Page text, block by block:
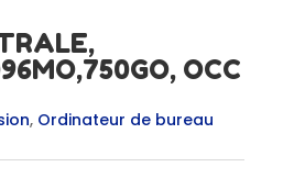
OCC
, Ordinateur de bureau